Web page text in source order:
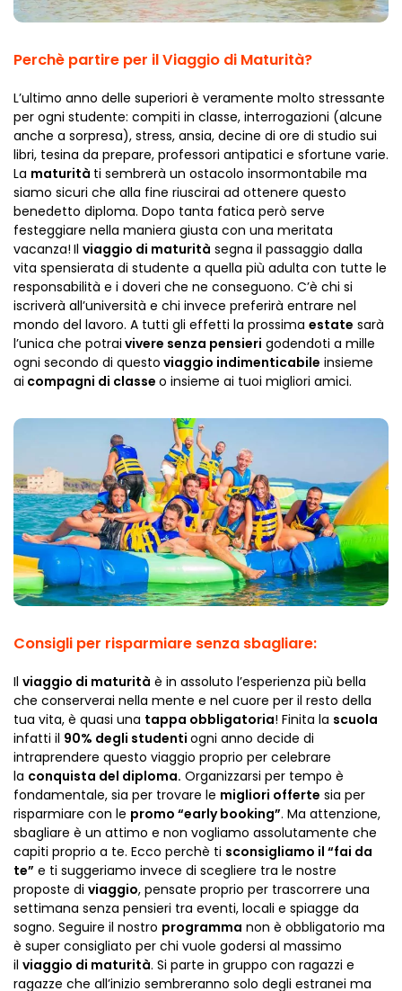
Perchè partire per il Viaggio di Maturità?
L’ultimo anno delle superiori è veramente molto stressante
per ogni studente: compiti in classe, interrogazioni (alcune
anche a sorpresa), stress, ansia, decine di ore di studio sui
libri, tesina da prepare, professori antipatici e sfortune varie.
La maturità ti sembrerà un ostacolo insormontabile ma
siamo sicuri che alla fine riuscirai ad ottenere questo
benedetto diploma. Dopo tanta fatica però serve
festeggiare nella maniera giusta con una meritata
vacanza! Il viaggio di maturità segna il passaggio dalla
vita spensierata di studente a quella più adulta con tutte le
responsabilità e i doveri che ne conseguono. C’è chi si
iscriverà all’università e chi invece preferirà entrare nel
mondo del lavoro. A tutti gli effetti la prossima estate sarà
l’unica che potrai vivere senza pensieri godendoti a mille
ogni secondo di questo viaggio indimenticabile insieme
ai compagni di classe o insieme ai tuoi migliori amici.
Consigli per risparmiare senza sbagliare:
Il viaggio di maturità è in assoluto l’esperienza più bella
che conserverai nella mente e nel cuore per il resto della
tua vita, è quasi una tappa obbligatoria! Finita la scuola
infatti il 90% degli studenti ogni anno decide di
intraprendere questo viaggio proprio per celebrare
la conquista del diploma. Organizzarsi per tempo è
fondamentale, sia per trovare le migliori offerte sia per
risparmiare con le promo “early booking”. Ma attenzione,
sbagliare è un attimo e non vogliamo assolutamente che
capiti proprio a te. Ecco perchè ti sconsigliamo il “fai da
te” e ti suggeriamo invece di scegliere tra le nostre
proposte di viaggio, pensate proprio per trascorrere una
settimana senza pensieri tra eventi, locali e spiagge da
sogno. Seguire il nostro programma non è obbligatorio ma
è super consigliato per chi vuole godersi al massimo
il viaggio di maturità. Si parte in gruppo con ragazzi e
ragazze che all’inizio sembreranno solo degli estranei ma